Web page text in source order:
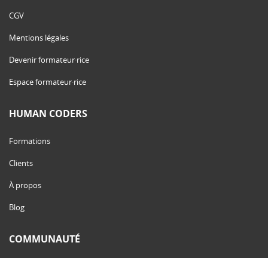
CGV
Mentions légales
Devenir formateur·rice
Espace formateur·rice
HUMAN CODERS
Formations
Clients
À propos
Blog
COMMUNAUTÉ